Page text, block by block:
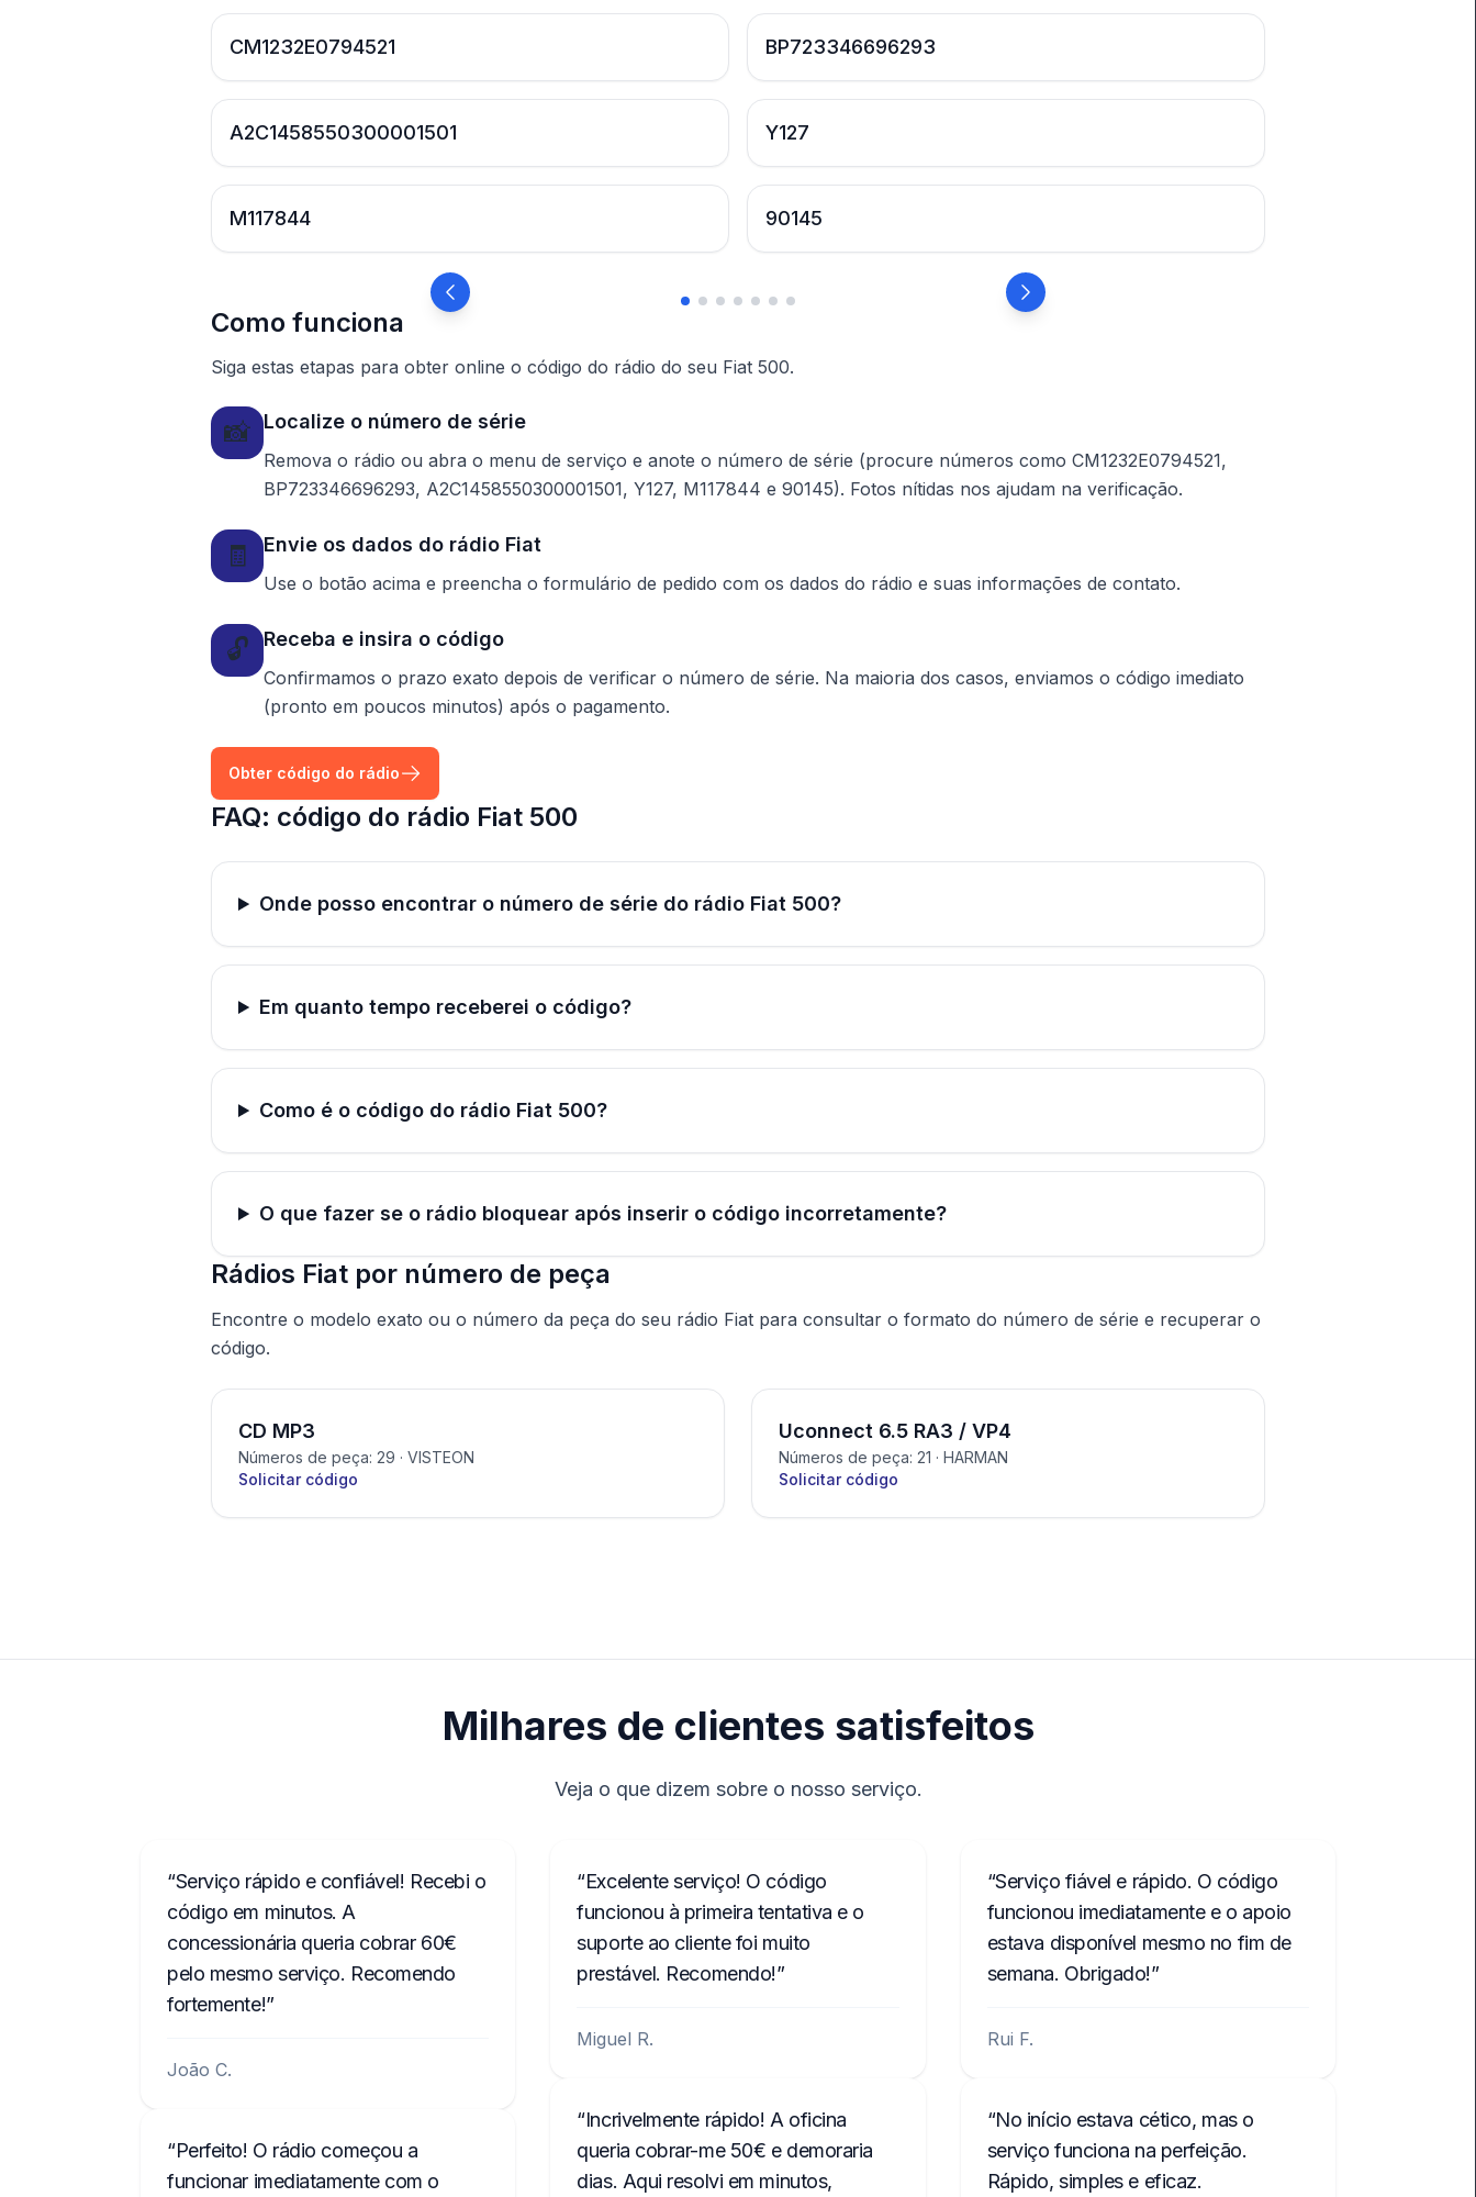
CM1232E0794521 BP723346696293
A2C1458550300001501 Y127
M117844 90145
Como funciona
Siga estas etapas para obter online o código do rádio do seu Fiat 500.
📸 Localize o número de série
Remova o rádio ou abra o menu de serviço e anote o número de série (procure números como CM1232E0794521,
BP723346696293, A2C1458550300001501, Y127, M117844 e 90145). Fotos nítidas nos ajudam na verificação.
🧾 Envie os dados do rádio Fiat
Use o botão acima e preencha o formulário de pedido com os dados do rádio e suas informações de contato.
🔓 Receba e insira o código
Confirmamos o prazo exato depois de verificar o número de série. Na maioria dos casos, enviamos o código imediato
(pronto em poucos minutos) após o pagamento.
Obter código do rádio
FAQ: código do rádio Fiat 500
Onde posso encontrar o número de série do rádio Fiat 500?
Em quanto tempo receberei o código?
Como é o código do rádio Fiat 500?
O que fazer se o rádio bloquear após inserir o código incorretamente?
Rádios Fiat por número de peça
Encontre o modelo exato ou o número da peça do seu rádio Fiat para consultar o formato do número de série e recuperar o
código.
CD MP3
Números de peça: 29 · VISTEON
Solicitar código
Uconnect 6.5 RA3 / VP4
Números de peça: 21 · HARMAN
Solicitar código
Milhares de clientes satisfeitos
Veja o que dizem sobre o nosso serviço.
Serviço rápido e confiável! Recebi o
código em minutos. A
concessionária queria cobrar 60€
pelo mesmo serviço. Recomendo
fortemente!
João C.
Perfeito! O rádio começou a
funcionar imediatamente com o
Excelente serviço! O código
funcionou à primeira tentativa e o
suporte ao cliente foi muito
prestável. Recomendo!
Miguel R.
Incrivelmente rápido! A oficina
queria cobrar-me 50€ e demoraria
dias. Aqui resolvi em minutos,
Serviço fiável e rápido. O código
funcionou imediatamente e o apoio
estava disponível mesmo no fim de
semana. Obrigado!
Rui F.
No início estava cético, mas o
serviço funciona na perfeição.
Rápido, simples e eficaz.